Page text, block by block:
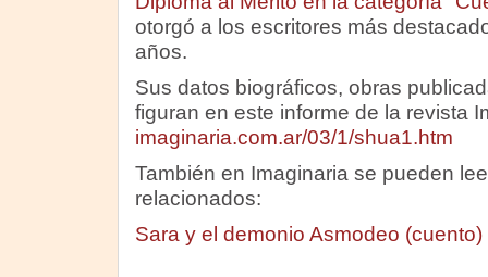
otorgó a los escritores más
años.
Sus datos biográficos, obras
figuran en este informe de la revista
imaginaria.com.ar/03/1/shua1.htm
También en Imaginaria se pueden
relacionados:
Sara y el demonio Asmodeo (cuento)